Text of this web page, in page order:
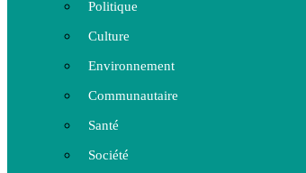
Politique
Culture
Environnement
Communautaire
Santé
Société